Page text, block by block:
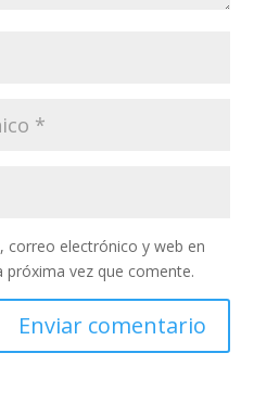
correo electrónico y web en
próxima vez que comente.